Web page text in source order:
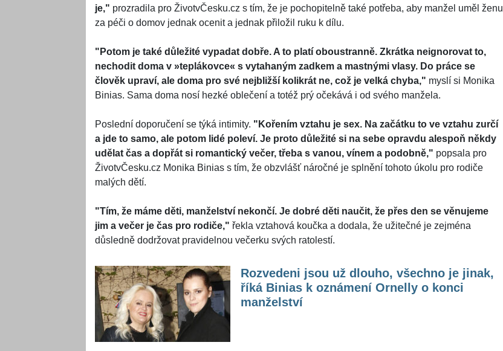
je," prozradila pro ŽivotvČesku.cz s tím, že je pochopitelně také potřeba, aby manžel uměl ženu
za péči o domov jednak ocenit a jednak přiložil ruku k dílu.
"Potom je také důležité vypadat dobře. A to platí oboustranně. Zkrátka neignorovat to,
nechodit doma v »teplákovce« s vytahaným zadkem a mastnými vlasy. Do práce se
člověk upraví, ale doma pro své nejbližší kolikrát ne, což je velká chyba," myslí si Monika
Binias. Sama doma nosí hezké oblečení a totéž prý očekává i od svého manžela.
Poslední doporučení se týká intimity. "Kořením vztahu je sex. Na začátku to ve vztahu zurčí
a jde to samo, ale potom lidé poleví. Je proto důležité si na sebe opravdu alespoň někdy
udělat čas a dopřát si romantický večer, třeba s vanou, vínem a podobně," popsala pro
ŽivotvČesku.cz Monika Binias s tím, že obzvlášť náročné je splnění tohoto úkolu pro rodiče
malých dětí.
"Tím, že máme děti, manželství nekončí. Je dobré děti naučit, že přes den se věnujeme
jim a večer je čas pro rodiče," řekla vztahová koučka a dodala, že užitečné je zejména
důsledně dodržovat pravidelnou večerku svých ratolestí.
Rozvedeni jsou už dlouho, všechno je jinak,
říká Binias k oznámení Ornelly o konci
manželství